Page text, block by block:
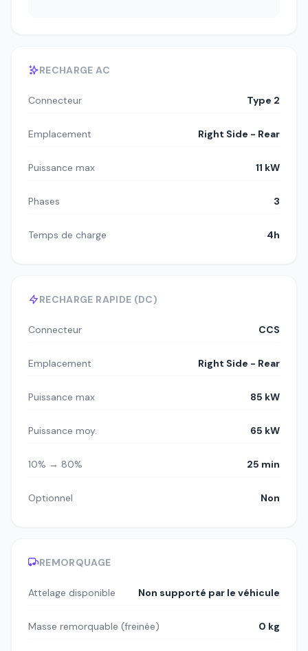
RECHARGE AC
Connecteur Type 2
Emplacement Right Side - Rear
Puissance max 11 kW
Phases 3
Temps de charge 4h
RECHARGE RAPIDE (DC)
Connecteur CCS
Emplacement Right Side - Rear
Puissance max 85 kW
Puissance moy. 65 kW
10% → 80% 25 min
Optionnel Non
REMORQUAGE
Attelage disponible Non supporté par le véhicule
Masse remorquable (freinée) 0 kg